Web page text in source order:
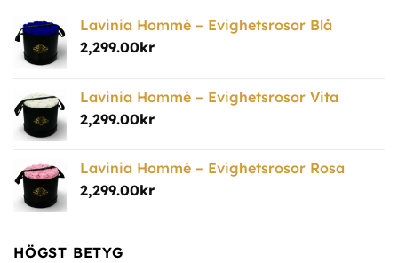
Lavinia Hommé – Evighetsrosor Blå
2,299.00kr
Lavinia Hommé – Evighetsrosor Vita
2,299.00kr
Lavinia Hommé – Evighetsrosor Rosa
2,299.00kr
HÖGST BETYG